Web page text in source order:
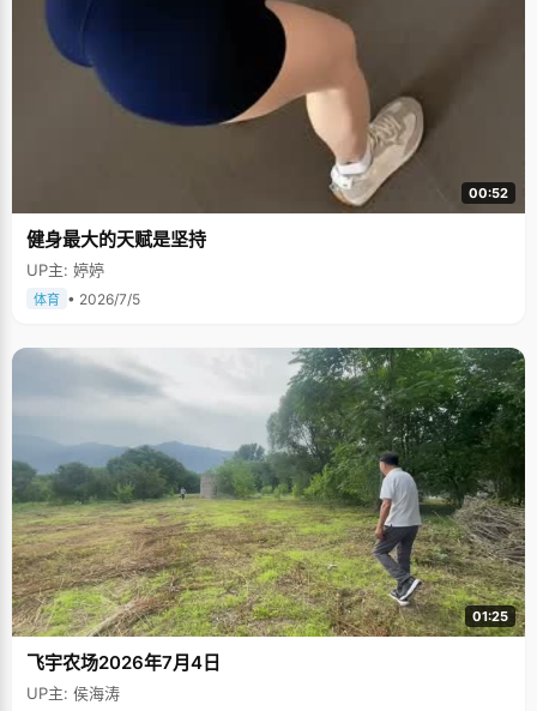
00:52
健身最大的天赋是坚持
UP主: 婷婷
体育 • 2026/7/5
01:25
飞宇农场2026年7月4日
UP主: 侯海涛